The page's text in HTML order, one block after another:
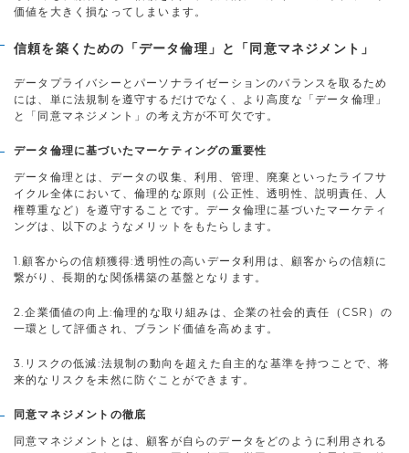
価値を大きく損なってしまいます。
信頼を築くための「データ倫理」と「同意マネジメント」
データプライバシーとパーソナライゼーションのバランスを取るため
には、単に法規制を遵守するだけでなく、より高度な「データ倫理」
と「同意マネジメント」の考え方が不可欠です。
データ倫理に基づいたマーケティングの重要性
データ倫理とは、データの収集、利用、管理、廃棄といったライフサ
イクル全体において、倫理的な原則（公正性、透明性、説明責任、人
権尊重など）を遵守することです。データ倫理に基づいたマーケティ
ングは、以下のようなメリットをもたらします。
1.顧客からの信頼獲得:透明性の高いデータ利用は、顧客からの信頼に
繋がり、長期的な関係構築の基盤となります。
2.企業価値の向上:倫理的な取り組みは、企業の社会的責任（CSR）の
一環として評価され、ブランド価値を高めます。
3.リスクの低減:法規制の動向を超えた自主的な基準を持つことで、将
来的なリスクを未然に防ぐことができます。
同意マネジメントの徹底
同意マネジメントとは、顧客が自らのデータをどのように利用される